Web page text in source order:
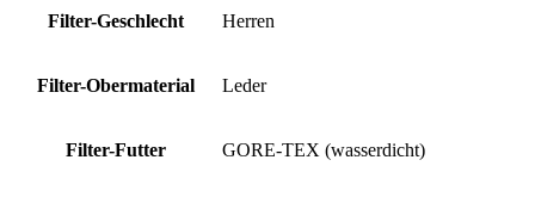
Filter-Geschlecht Herren
Filter-Obermaterial Leder
Filter-Futter GORE-TEX (wasserdicht)